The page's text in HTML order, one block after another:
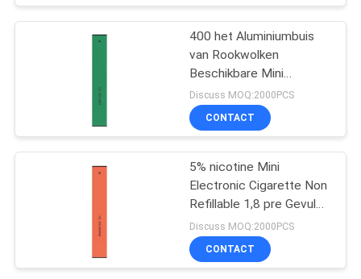
SITEMAP
400 het Aluminiumbuis
van Rookwolken
Beschikbare Mini
Electronic Cigarette 1.8Ω
Discuss MOQ:2000PCS
CONTACT
5% nicotine Mini
Electronic Cigarette Non
Refillable 1,8 pre Gevuld
ohm
Discuss MOQ:2000PCS
CONTACT